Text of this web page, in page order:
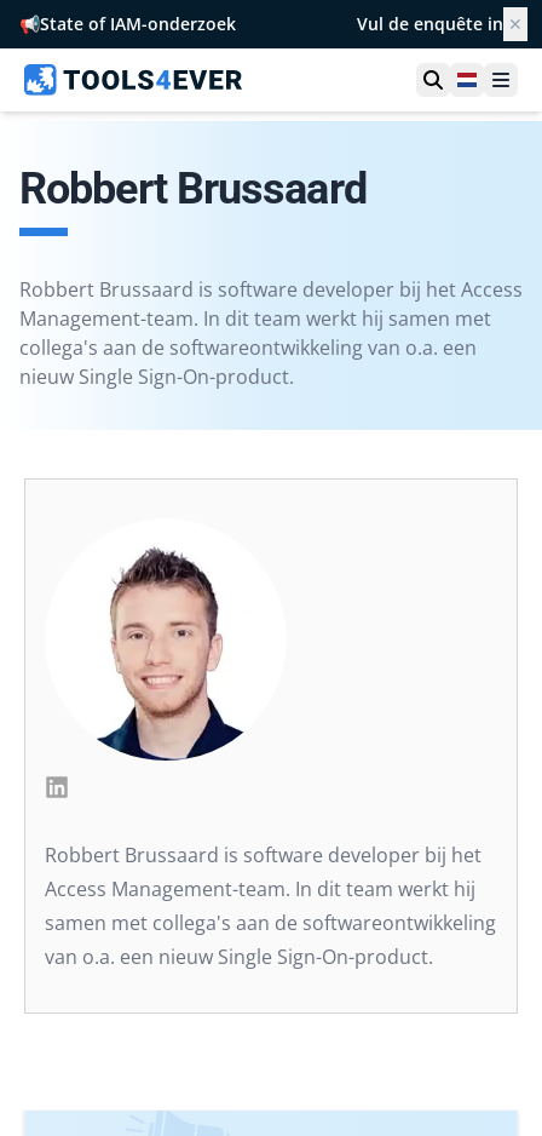
📢State of IAM-onderzoek Vul de enquête in ✕
Toon zoek
Robbert Brussaard
Robbert Brussaard is software developer bij het Access
Management-team. In dit team werkt hij samen met
collega's aan de softwareontwikkeling van o.a. een
nieuw Single Sign-On-product.
Robbert Brussaard is software developer bij het
Access Management-team. In dit team werkt hij
samen met collega's aan de softwareontwikkeling
van o.a. een nieuw Single Sign-On-product.